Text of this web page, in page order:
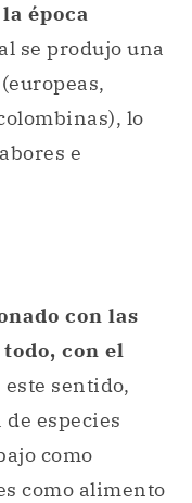
época
se produjo una
lo
e
con las
con el
este sentido,
especies
como
como alimento